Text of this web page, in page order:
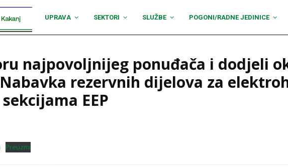
UPRAVA SEKTORI SLUŽBE POGONI/RADNE JEDINICE
najpovoljnijeg ponuđača i dodjeli
Nabavka rezervnih dijelova za
EEP
Preuzmi